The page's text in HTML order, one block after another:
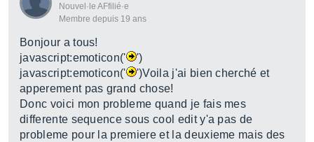
Nouvel·le AFfilié·e
Membre depuis 19 ans
Bonjour a tous!
javascript:emoticon('
')
javascript:emoticon('
')Voila j'ai bien cherché et
apperement pas grand chose!
Donc voici mon probleme quand je fais mes
differente sequence sous cool edit y'a pas de
probleme pour la premiere et la deuxieme mais des